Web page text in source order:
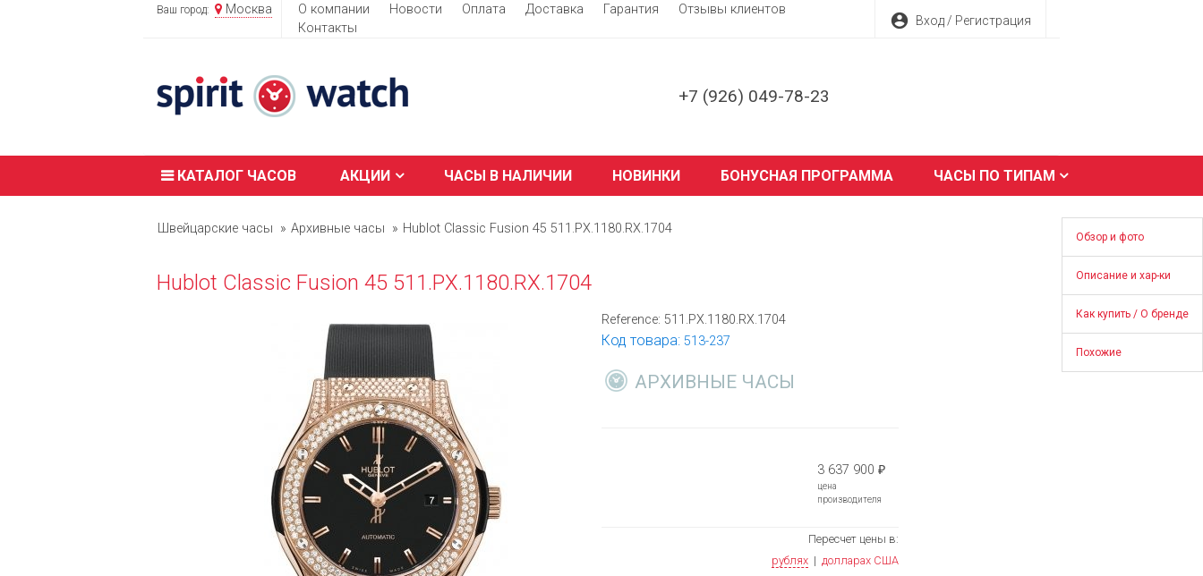
Ваш город: Москва О компании Новости Оплата Доставка Гарантия
Отзывы клиентов
Контакты
account_circle Вход / Регистрация
+7 (926) 049-78-23
КАТАЛОГ ЧАСОВ АКЦИИ ЧАСЫ В НАЛИЧИИ НОВИНКИ БОНУСНАЯ ПРОГРАММА ЧАСЫ ПО ТИПАМ
Обзор и фото
Описание и хар-ки
Как купить / О бренде
Похожие
Швейцарские часы Архивные часы Hublot Classic Fusion 45 511.PX.1180.RX.1704
Hublot Classic Fusion 45 511.PX.1180.RX.1704
Reference: 511.PX.1180.RX.1704
Код товара: 513-237
АРХИВНЫЕ ЧАСЫ
3 637 900₽
цена
производителя
Пересчет цены в:
рублях | долларах США